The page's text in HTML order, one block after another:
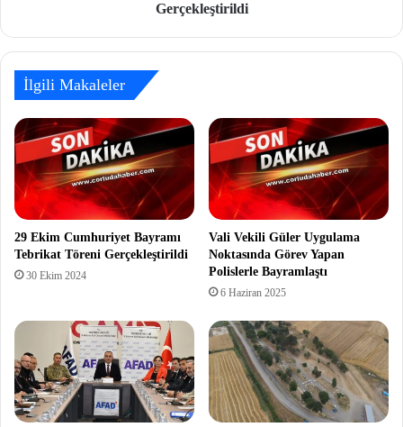
Gerçekleştirildi
İlgili Makaleler
29 Ekim Cumhuriyet Bayramı
Tebrikat Töreni Gerçekleştirildi
30 Ekim 2024
Vali Vekili Güler Uygulama
Noktasında Görev Yapan
Polislerle Bayramlaştı
6 Haziran 2025